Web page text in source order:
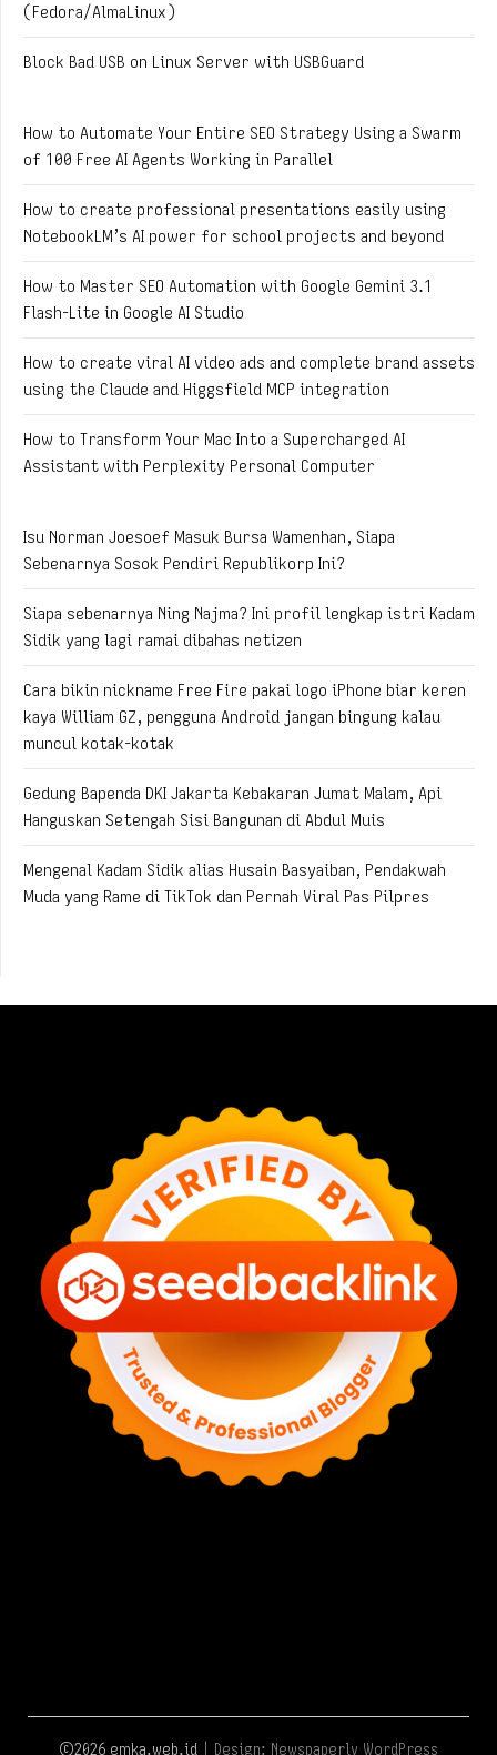
(Fedora/AlmaLinux)
Block Bad USB on Linux Server with USBGuard
How to Automate Your Entire SEO Strategy Using a Swarm
of 100 Free AI Agents Working in Parallel
How to create professional presentations easily using
NotebookLM’s AI power for school projects and beyond
How to Master SEO Automation with Google Gemini 3.1
Flash-Lite in Google AI Studio
How to create viral AI video ads and complete brand assets
using the Claude and Higgsfield MCP integration
How to Transform Your Mac Into a Supercharged AI
Assistant with Perplexity Personal Computer
Isu Norman Joesoef Masuk Bursa Wamenhan, Siapa
Sebenarnya Sosok Pendiri Republikorp Ini?
Siapa sebenarnya Ning Najma? Ini profil lengkap istri Kadam
Sidik yang lagi ramai dibahas netizen
Cara bikin nickname Free Fire pakai logo iPhone biar keren
kaya William GZ, pengguna Android jangan bingung kalau
muncul kotak-kotak
Gedung Bapenda DKI Jakarta Kebakaran Jumat Malam, Api
Hanguskan Setengah Sisi Bangunan di Abdul Muis
Mengenal Kadam Sidik alias Husain Basyaiban, Pendakwah
Muda yang Rame di TikTok dan Pernah Viral Pas Pilpres
©2026 emka.web.id | Design: Newspaperly WordPress